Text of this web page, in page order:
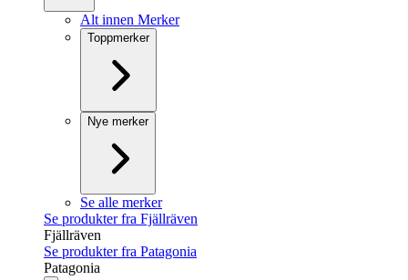
Alt innen Merker
Toppmerker
Nye merker
Se alle merker
Se produkter fra Fjällräven
Fjällräven
Se produkter fra Patagonia
Patagonia